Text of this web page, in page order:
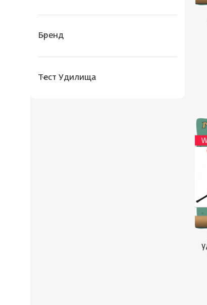
Бренд
Тест Удилища